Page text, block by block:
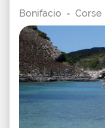
Bonifacio - Corse